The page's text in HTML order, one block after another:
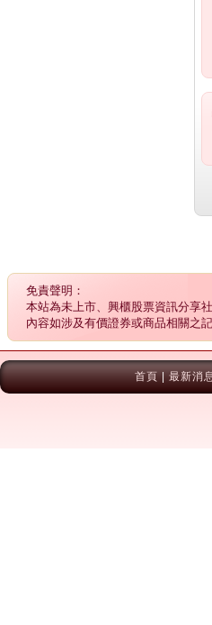
免責聲明：
本站為未上市、興櫃股票資訊分享
內容如涉及有價證券或商品相關之
首頁|最新消